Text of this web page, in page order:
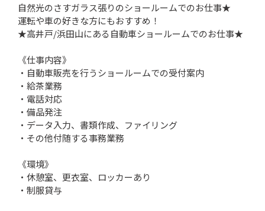
自然光のさすガラス張りのショールームでのお仕事★
運転や車の好きな方にもおすすめ！
★高井戸/浜田山にある自動車ショールームでのお仕事★
《仕事内容》
・自動車販売を行うショールームでの受付案内
・給茶業務
・電話対応
・備品発注
・データ入力、書類作成、ファイリング
・その他付随する事務業務
《環境》
・休憩室、更衣室、ロッカーあり
・制服貸与